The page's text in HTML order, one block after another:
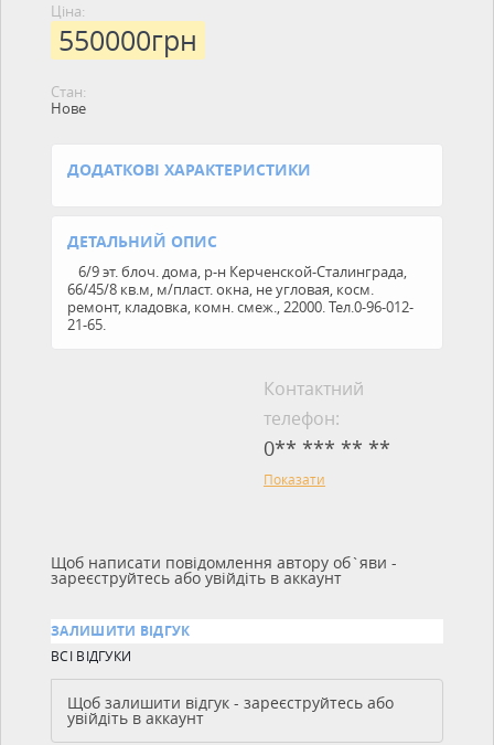
Ціна:
550000грн
Стан:
Нове
ДОДАТКОВІ ХАРАКТЕРИСТИКИ
ДЕТАЛЬНИЙ ОПИС
6/9 эт. блоч. дома, р-н Керченской-Сталинграда,
66/45/8 кв.м, м/пласт. окна, не угловая, косм.
ремонт, кладовка, комн. смеж., 22000. Тел.0-96-012-
21-65.
Контактний
телефон:
0** *** ** **
Показати
Щоб написати повідомлення автору об`яви -
зареєструйтесь або увійдіть в аккаунт
ЗАЛИШИТИ ВІДГУК
ВСІ ВІДГУКИ
Щоб залишити відгук - зареєструйтесь або
увійдіть в аккаунт